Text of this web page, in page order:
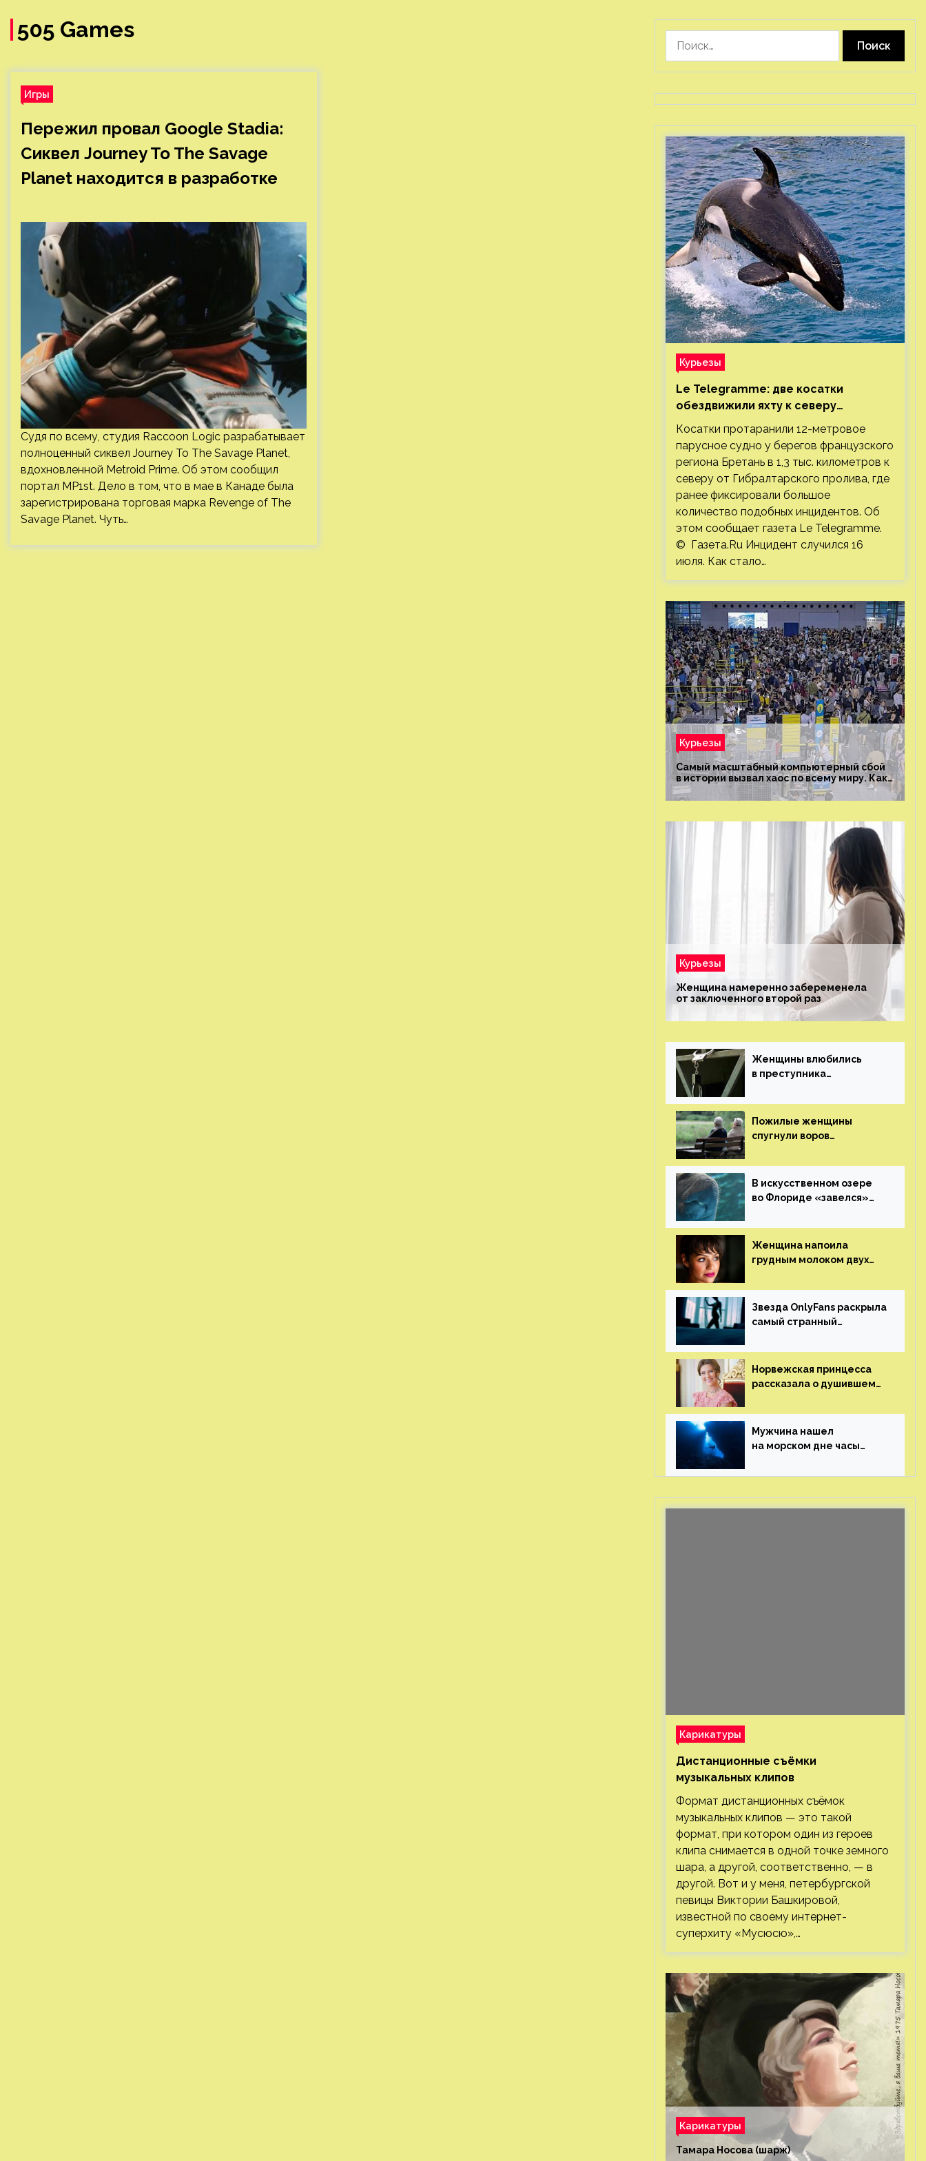
505 Games
Игры
Пережил провал Google Stadia:
Сиквел Journey To The Savage
Planet находится в разработке
Судя по всему, студия Raccoon Logic разрабатывает
полноценный сиквел Journey To The Savage Planet,
вдохновленной Metroid Prime. Об этом сообщил
портал MP1st. Дело в том, что в мае в Канаде была
зарегистрирована торговая марка Revenge of The
Savage Planet. Чуть…
Курьезы
Le Telegramme: две косатки
обездвижили яхту к северу
от Гибралтарского пролива
Косатки протаранили 12-метровое
парусное судно у берегов французского
региона Бретань в 1,3 тыс. километров к
северу от Гибралтарского пролива, где
ранее фиксировали большое
количество подобных инцидентов. Об
этом сообщает газета Le Telegramme.
© Газета.Ru Инцидент случился 16
июля. Как стало…
Курьезы
Самый масштабный компьютерный сбой
в истории вызвал хаос по всему миру. Как
это было?
Курьезы
Женщина намеренно забеременела
от заключенного второй раз
Женщины влюбились
в преступника
судью сохранить ему
жизнь
Пожилые женщины
спугнули воров
В искусственном озере
во Флориде «завелся»
Женщина напоила
грудным молоком двух
Звезда OnlyFans раскрыла
самый странный
от фаната
Норвежская принцесса
рассказала о душившем
генерала
Мужчина нашел
на морском дне часы
рублей с помощью
Карикатуры
Дистанционные съёмки
музыкальных клипов⁠⁠
Формат дистанционных съёмок
музыкальных клипов — это такой
формат, при котором один из героев
клипа снимается в одной точке земного
шара, а другой, соответственно, — в
другой. Вот и у меня, петербургской
певицы Виктории Башкировой,
известной по своему интернет-
суперхиту «Мусюсю»,…
Карикатуры
Тамара Носова (шарж)⁠⁠